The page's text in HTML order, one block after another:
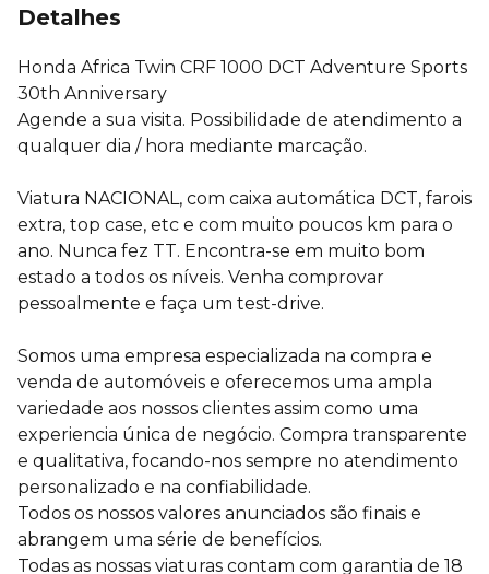
Detalhes
Honda Africa Twin CRF 1000 DCT Adventure Sports
30th Anniversary
Agende a sua visita. Possibilidade de atendimento a
qualquer dia / hora mediante marcação.
Viatura NACIONAL, com caixa automática DCT, farois
extra, top case, etc e com muito poucos km para o
ano. Nunca fez TT. Encontra-se em muito bom
estado a todos os níveis. Venha comprovar
pessoalmente e faça um test-drive.
Somos uma empresa especializada na compra e
venda de automóveis e oferecemos uma ampla
variedade aos nossos clientes assim como uma
experiencia única de negócio. Compra transparente
e qualitativa, focando-nos sempre no atendimento
personalizado e na confiabilidade.
Todos os nossos valores anunciados são finais e
abrangem uma série de benefícios.
Todas as nossas viaturas contam com garantia de 18